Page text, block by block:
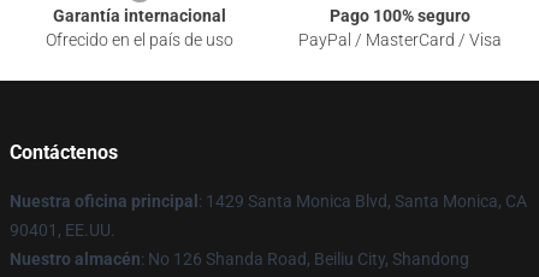
Garantía internacional
Ofrecido en el país de uso
Pago 100% seguro
PayPal / MasterCard / Visa
Contáctenos
Nuestra oficina principal : 1429 Santa Monica Blvd, Santa Monica, CA
90401, EE.UU.
Nuestro almacén: No 126 Shanda Road, Beiliu City, Shandong